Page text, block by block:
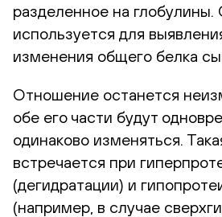
разделенное на
используется для
изменения общего белка
Отношение останется
обе его части будут
одинаково изменяться.
встречается при
(дегидратации) и
(например, в случае